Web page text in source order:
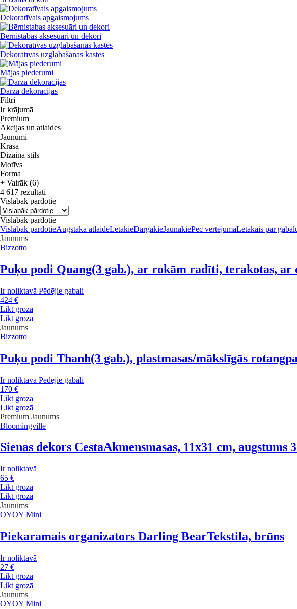
Dekoratīvais apgaismojums
Bērnistabas aksesuāri un dekori
Dekoratīvās uzglabāšanas kastes
Mājas piederumi
Dārza dekorācijas
Filtri
Ir krājumā
Premium
Akcijas un atlaides
Jaunumi
Krāsa
Dizaina stils
Motīvs
Forma
+ Vairāk (6)
4 617 rezultāti
Vislabāk pārdotie
Vislabāk pārdotie
Vislabāk pārdotieAugstākā atlaideLētākieDārgākieJaunākiePēc vērtējumaLētākais par
Jaunums
Bizzotto
Puķu podi Quang(3 gab.), ar rokām radīti, terakotas, ar
Ir noliktavā Pēdējie gabali
424 €
Likt grozā
Likt grozā
Jaunums
Bizzotto
Puķu podi Thanh(3 gab.), plastmasas/mākslīgās
Ir noliktavā Pēdējie gabali
170 €
Likt grozā
Likt grozā
Premium Jaunums
Bloomingville
Sienas dekors CestaAkmensmasas, 11x31 cm, augstums
Ir noliktavā
65 €
Likt grozā
Likt grozā
Jaunums
OYOY Mini
Piekaramais organizators Darling BearTekstila, brūns
Ir noliktavā
27 €
Likt grozā
Likt grozā
Jaunums
OYOY Mini